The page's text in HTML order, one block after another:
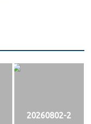
20260802-2